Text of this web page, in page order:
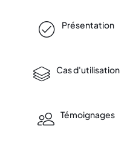
Présentation
Cas d'utilisation
Témoignages